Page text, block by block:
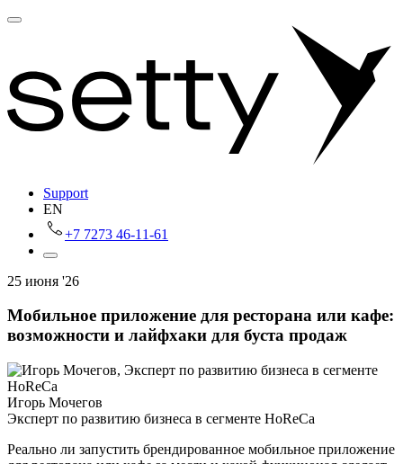
Support
EN
+7 7273 46-11-61
25 июня '26
Мобильное приложение для ресторана или кафе:
возможности и лайфхаки для буста продаж
Игорь Мочегов
Эксперт по развитию бизнеса в сегменте HoReCa
Реально ли запустить брендированное мобильное приложение